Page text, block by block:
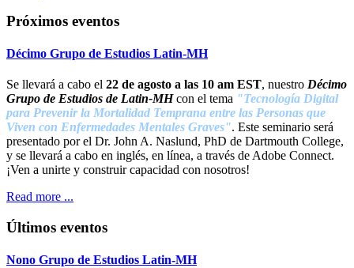
Próximos eventos
Décimo Grupo de Estudios Latin-MH
Se llevará a cabo el 22 de agosto a las 10 am EST, nuestro Décimo
Grupo de Estudios de Latin-MHcon el tema "Tecnología Digital
para Prevenir la Mortalidad Temprana entre las Personas que
Viven con Enfermedades Mentales Graves". Este seminario será
presentado por el Dr. John A. Naslund, PhD de Dartmouth College,
y se llevará a cabo en inglés, en línea, a través de Adobe Connect.
¡Ven a unirte y construir capacidad con nosotros!
Read more ...
Últimos eventos
Nono Grupo de Estudios Latin-MH